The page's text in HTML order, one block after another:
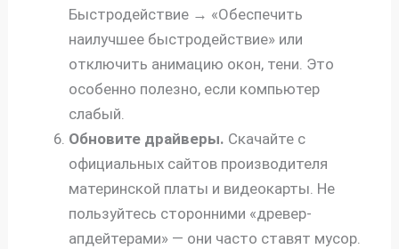
Быстродействие → «Обеспечить
наилучшее быстродействие» или
отключить анимацию окон, тени. Это
особенно полезно, если компьютер
слабый.
Обновите драйверы. Скачайте с
официальных сайтов производителя
материнской платы и видеокарты. Не
пользуйтесь сторонними «древер-
апдейтерами» — они часто ставят мусор.